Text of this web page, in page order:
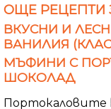
ОЩЕ РЕЦЕПТИ
ВКУСНИ И
ВАНИЛИЯ
МЪФИНИ С
ШОКОЛАД
Портокаловите